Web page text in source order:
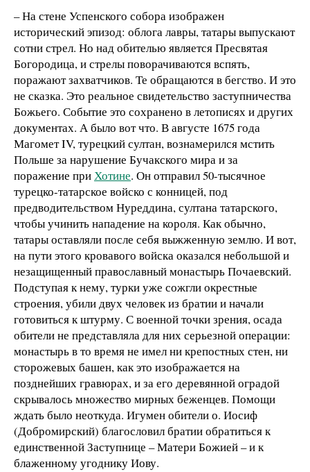
– На стене Успенского собора изображен
исторический эпизод: облога лавры, татары выпускают
сотни стрел. Но над обителью является Пресвятая
Богородица, и стрелы поворачиваются вспять,
поражают захватчиков. Те обращаются в бегство. И это
не сказка. Это реальное свидетельство заступничества
Божьего. Событие это сохранено в летописях и других
документах. А было вот что. В августе 1675 года
Магомет IV, турецкий султан, вознамерился мстить
Польше за нарушение Бучакского мира и за
поражение приХотине. Он отправил 50-тысячное
турецко-татарское войско с конницей, под
предводительством Нуреддина, султана татарского,
чтобы учинить нападение на короля. Как обычно,
татары оставляли после себя выжженную землю. И вот,
на пути этого кровавого войска оказался небольшой и
незащищенный православный монастырь Почаевский.
Подступая к нему, турки уже сожгли окрестные
строения, убили двух человек из братии и начали
готовиться к штурму. С военной точки зрения, осада
обители не представляла для них серьезной операции:
монастырь в то время не имел ни крепостных стен, ни
сторожевых башен, как это изображается на
позднейших гравюрах, и за его деревянной оградой
скрывалось множество мирных беженцев. Помощи
ждать было неоткуда. Игумен обители о. Иосиф
(Добромирский) благословил братии обратиться к
единственной Заступнице – Матери Божией – и к
блаженному угоднику Иову.